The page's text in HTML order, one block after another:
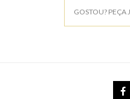
GOSTOU? PEÇA